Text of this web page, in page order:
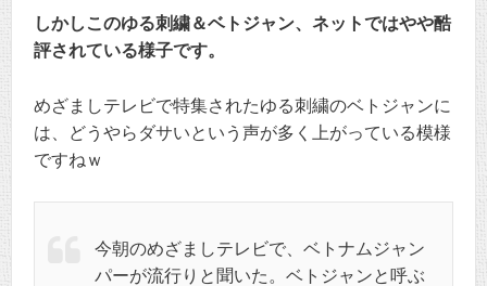
しかしこのゆる刺繍＆ベトジャン、ネットではやや酷
評されている様子です。
めざましテレビで特集されたゆる刺繍のベトジャンに
は、どうやらダサいという声が多く上がっている模様
ですねｗ
今朝のめざましテレビで、ベトナムジャン
パーが流行りと聞いた。ベトジャンと呼ぶ